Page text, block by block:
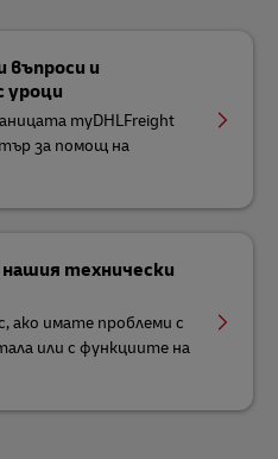
въпроси и
уроци
myDHLFreight
за помощ на
технически
ако имате проблеми с
или с функциите на